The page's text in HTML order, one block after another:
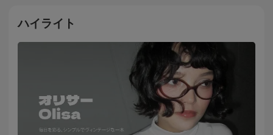
ハイライト